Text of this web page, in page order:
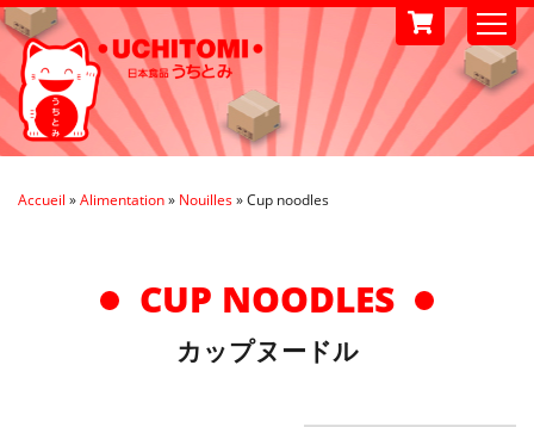
Accueil »Alimentation» Nouilles»Cup noodles
CUP NOODLES
カップヌードル